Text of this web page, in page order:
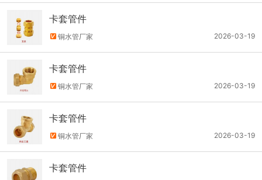
卡套管件
2026-03-19
铜水管厂家
卡套管件
2026-03-19
铜水管厂家
卡套管件
2026-03-19
铜水管厂家
卡套管件